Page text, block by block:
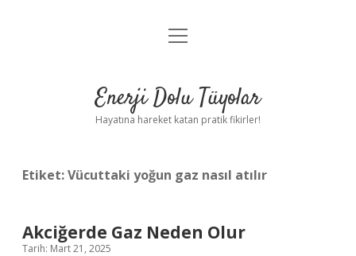
Anasayfa
Yasal Uyarı
menüyü
Enerji Dolu Tüyolar
Hayatına hareket katan pratik fikirler!
Etiket:Vücuttaki yoğun gaz nasıl atılır
Akciğerde Gaz Neden Olur
Tarih: Mart 21, 2025